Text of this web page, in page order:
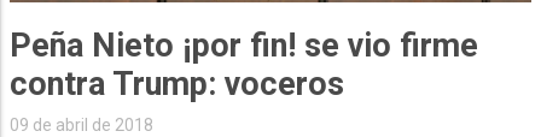
Peña Nieto ¡por fin! se vio firme
contra Trump: voceros
09 de abril de 2018